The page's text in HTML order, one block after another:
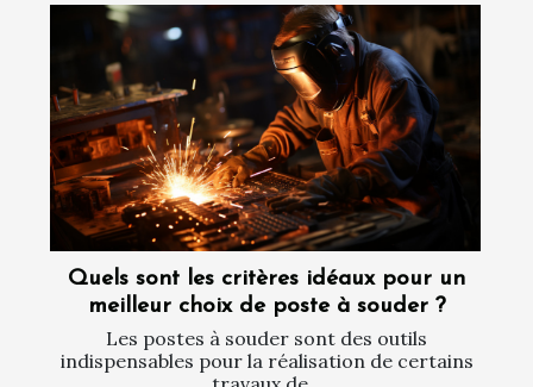
Quels sont les critères idéaux pour un
meilleur choix de poste à souder ?
Les postes à souder sont des outils
indispensables pour la réalisation de certains